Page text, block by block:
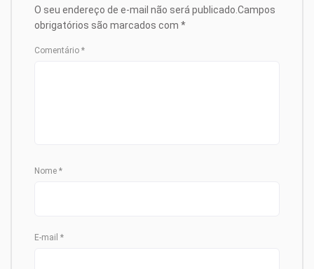
O seu endereço de e-mail não será publicado. Campos
obrigatórios são marcados com *
Comentário *
Nome *
E-mail *